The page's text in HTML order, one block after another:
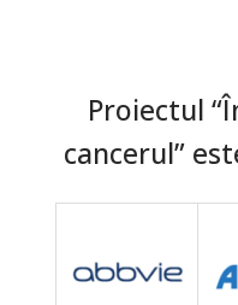
Proiectul
cancerul”